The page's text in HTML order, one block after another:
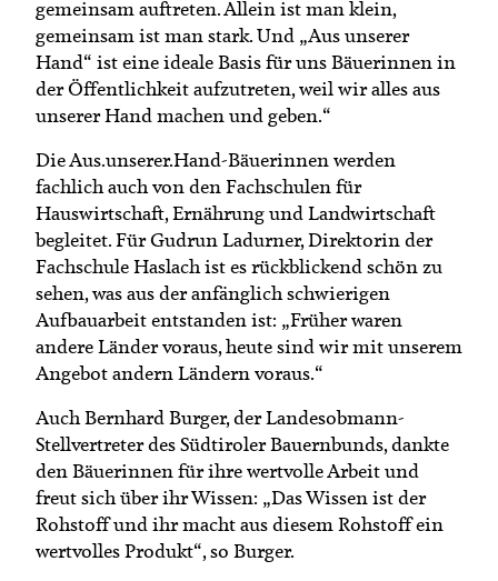
gemeinsam auftreten. Allein ist man klein,
gemeinsam ist man stark. Und „Aus unserer
Hand“ ist eine ideale Basis für uns Bäuerinnen in
der Öffentlichkeit aufzutreten, weil wir alles aus
unserer Hand machen und geben.“
Die Aus.unserer.Hand-Bäuerinnen werden
fachlich auch von den Fachschulen für
Hauswirtschaft, Ernährung und Landwirtschaft
begleitet. Für Gudrun Ladurner, Direktorin der
Fachschule Haslach ist es rückblickend schön zu
sehen, was aus der anfänglich schwierigen
Aufbauarbeit entstanden ist: „Früher waren
andere Länder voraus, heute sind wir mit unserem
Angebot andern Ländern voraus.“
Auch Bernhard Burger, der Landesobmann-
Stellvertreter des Südtiroler Bauernbunds, dankte
den Bäuerinnen für ihre wertvolle Arbeit und
freut sich über ihr Wissen: „Das Wissen ist der
Rohstoff und ihr macht aus diesem Rohstoff ein
wertvolles Produkt“, so Burger.